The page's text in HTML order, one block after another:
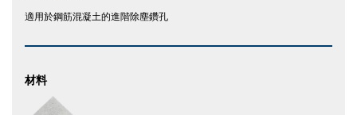
適用於鋼筋混凝土的進階除塵鑽孔
材料